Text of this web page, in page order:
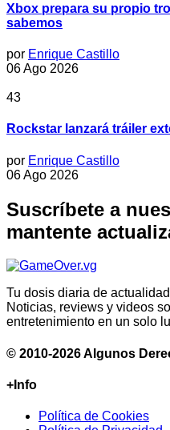
Xbox prepara su propio
sabemos
por Enrique Castillo
06 Ago 2026
43
Rockstar lanzará tráiler
por Enrique Castillo
06 Ago 2026
Suscríbete a
mantente
Tu dosis diaria de
Noticias, reviews y videos
entretenimiento en un solo
© 2010-2026 Algunos
+Info
Política de Cookies